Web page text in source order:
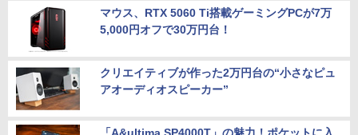
マウス、RTX 5060 Ti搭載ゲーミングPCが7万
5,000円オフで30万円台！
クリエイティブが作った2万円台の“小さなピュ
アオーディオスピーカー”